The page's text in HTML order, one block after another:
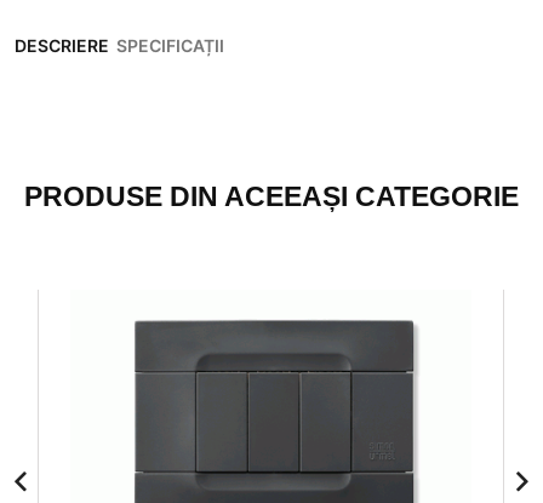
DESCRIERE SPECIFICAȚII
PRODUSE DIN ACEEAȘI CATEGORIE